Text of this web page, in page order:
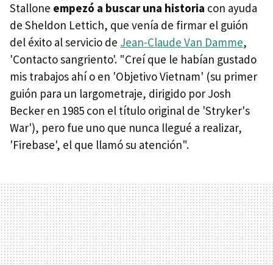
Stallone empezó a buscar una historia con ayuda
de Sheldon Lettich, que venía de firmar el guión
del éxito al servicio de Jean-Claude Van Damme,
'Contacto sangriento'. "Creí que le habían gustado
mis trabajos ahí o en 'Objetivo Vietnam' (su primer
guión para un largometraje, dirigido por Josh
Becker en 1985 con el título original de 'Stryker's
War'), pero fue uno que nunca llegué a realizar,
'Firebase', el que llamó su atención".